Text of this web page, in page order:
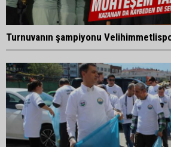
Turnuvanın şampiyonu